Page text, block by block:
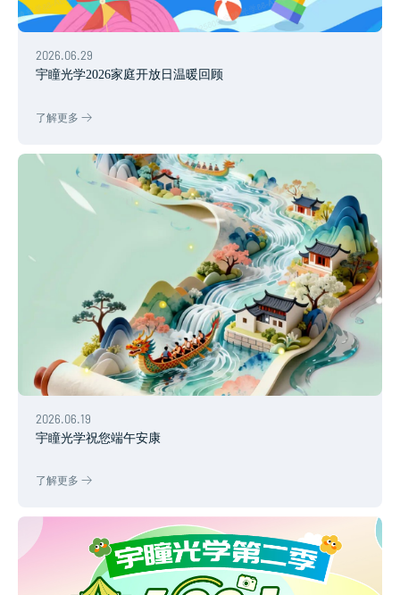
2026.06.29
宇瞳光学2026家庭开放日温暖回顾
了解更多
2026.06.19
宇瞳光学祝您端午安康
了解更多